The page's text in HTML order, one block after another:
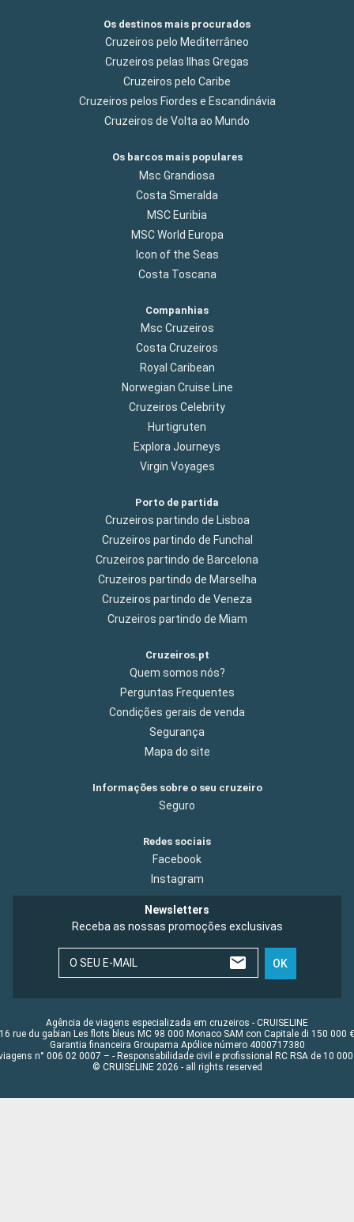
Os destinos mais procurados
Cruzeiros pelo Mediterrâneo
Cruzeiros pelas Ilhas Gregas
Cruzeiros pelo Caribe
Cruzeiros pelos Fiordes e Escandinávia
Cruzeiros de Volta ao Mundo
Os barcos mais populares
Msc Grandiosa
Costa Smeralda
MSC Euribia
MSC World Europa
Icon of the Seas
Costa Toscana
Companhias
Msc Cruzeiros
Costa Cruzeiros
Royal Caribean
Norwegian Cruise Line
Cruzeiros Celebrity
Hurtigruten
Explora Journeys
Virgin Voyages
Porto de partida
Cruzeiros partindo de Lisboa
Cruzeiros partindo de Funchal
Cruzeiros partindo de Barcelona
Cruzeiros partindo de Marselha
Cruzeiros partindo de Veneza
Cruzeiros partindo de Miam
Cruzeiros.pt
Quem somos nós?
Perguntas Frequentes
Condições gerais de venda
Segurança
Mapa do site
Informações sobre o seu cruzeiro
Seguro
Redes sociais
Facebook
Instagram
Newsletters
Receba as nossas promoções exclusivas
O SEU E-MAIL OK
Agência de viagens especializada em cruzeiros - CRUISELINE
16 rue du gabian Les flots bleus MC 98 000 Monaco SAM con Capitale di 150 000 €
Garantia financeira Groupama Apólice número 4000717380
n° 006 02 0007 – - Responsabilidade civil e profissional RC RSA de 10 000
© CRUISELINE 2026 - all rights reserved